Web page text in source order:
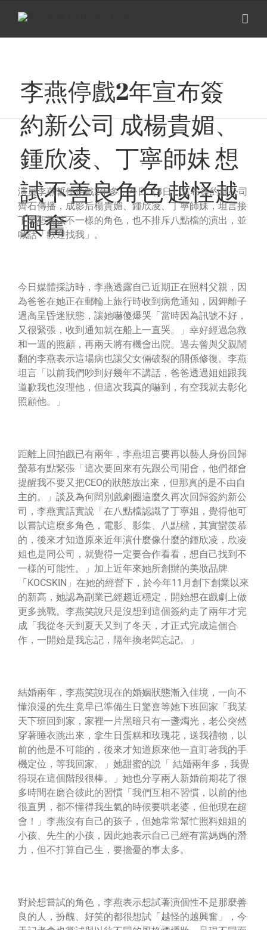
content
李燕停戲2年宣布簽
約新公司 成楊貴媚、
鍾欣凌、丁寧師妹 想
試不善良角色 越怪越
興奮
View
Larger
Image
演員李燕暫停拍戲2年多，今日（8日）宣布簽約新公司
齊石傳播，成影后楊貴媚、鍾欣凌、丁寧師妹，坦言接
下來想嘗試不一樣的角色，也不排斥八點檔的演出，並
喊話「歡迎找我」。
今日媒體採訪時，李燕透露自己近期正在照料父親，因
為爸爸在她正在郵輪上旅行時收到病危通知，因鉀離子
過高呈昏迷狀態，讓她嚇傻爆哭「當時因為訊號不好，
又很緊張，收到通知就在船上一直哭。」幸好經過急救
和一週的照顧，再兩天將有機會出院。過去曾與父親鬧
翻的李燕表示這場病也讓父女倆破裂的關係修復。李燕
坦言「以前我們吵到好幾年不講話，爸爸透過姐姐跟我
道歉我也沒理他，但這次我真的嚇到，有空我就去彰化
照顧他。」
距離上回拍戲已有兩年，李燕坦言要再以藝人身份回歸
螢幕有點緊張「這次要回來有先跟公司開會，他們都會
提醒我不要又把CEO的狀態放出來，但那真的是不由自
主的。」談及為何闊別戲劇圈這麼久再次回歸簽約新公
司，李燕實話實說「在八點檔認識了丁寧姐，覺得他可
以嘗試這麼多角色，電影、影集、八點檔，其實蠻羨慕
的，後來才知道原來近年演什麼像什麼的鍾欣凌，欣凌
姐也是同公司，就覺得一定要合作看看，想自己找到不
一樣的可能性。」加上近年來她所創辦的美妝品牌
「KOCSKIN」在她的經營下，於今年11月創下創業以來
的新高，她認為副業已經趨近穩定，開始想在戲劇上做
更多挑戰。李燕笑說只是沒想到這個簽約走了兩年才完
成「我從冬天到夏天又到了冬天，才正式完成這個合
作，一開始是我忘記，隔年換老闆忘記。」
結婚兩年，李燕笑說現在的婚姻狀態漸入佳境，一向不
懂浪漫的先生竟早已準備生日驚喜等她下班回家「我某
天下班回到家，家裡一片黑暗只有一盞燭光，老公突然
穿著睡衣跳出來，拿生日蛋糕和玫瑰花，送我禮物，以
前的他是不可能的，後來才知道原來他一直盯著我的手
機定位，等我回家。」她甜蜜的説「 結婚兩年多，我覺
得現在這個階段很棒。」她也分享兩人新婚前期花了很
多時間在磨合彼此的習慣「我們互相不習慣，以前的他
很直男，都不懂得我生氣的時候要哄老婆，但他現在超
會！」李燕沒有自己的孩子，但她常常幫忙照料姐姐的
小孩、先生的小孩，因此她表示自己已經有當媽媽的潛
力，但不打算自己生，要擔憂的事太多。
對於想嘗試的角色，李燕表示想試著演個性不是那麼善
良的人，扮醜、好笑的都很想試「越怪的越興奮」，今
《拜